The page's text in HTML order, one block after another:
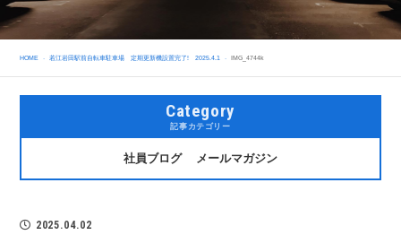
HOME 若江岩田駅前自転車駐車場 定期更新機設置完了! 2025.4.1 IMG_4744k
Category
記事カテゴリー
社員ブログ メールマガジン
2025.04.02